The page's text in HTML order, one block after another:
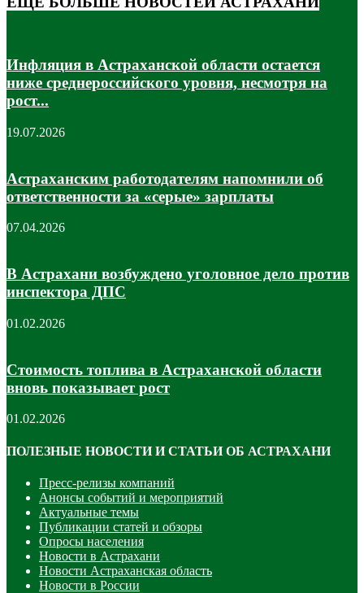
Инфляция в Астраханской области остается
ниже среднероссийского уровня, несмотря на
рост...
19.07.2026
Астраханским работодателям напомнили об
ответственности за «серые» зарплаты
07.04.2026
В Астрахани возбуждено уголовное дело против
инспектора ДПС
01.02.2026
Стоимость топлива в Астраханской области
вновь показывает рост
01.02.2026
ПОЛЕЗНЫЕ НОВОСТИ И СТАТЬИ ОБ АСТРАХАНИ
Пресс-релизы компаний
Анонсы событий и мероприятий
Актуальные темы
Публикации статей и обзоры
Опросы населения
Новости в Астрахани
Новости Астраханская область
Новости в России